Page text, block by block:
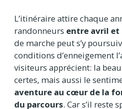
L’itinéraire attire chaque
randonneurs entre avril et
de marche peut s’y
conditions d’enneigement
visiteurs apprécient: la
certes, mais aussi le
aventure au cœur de la
du parcours. Car s’il reste